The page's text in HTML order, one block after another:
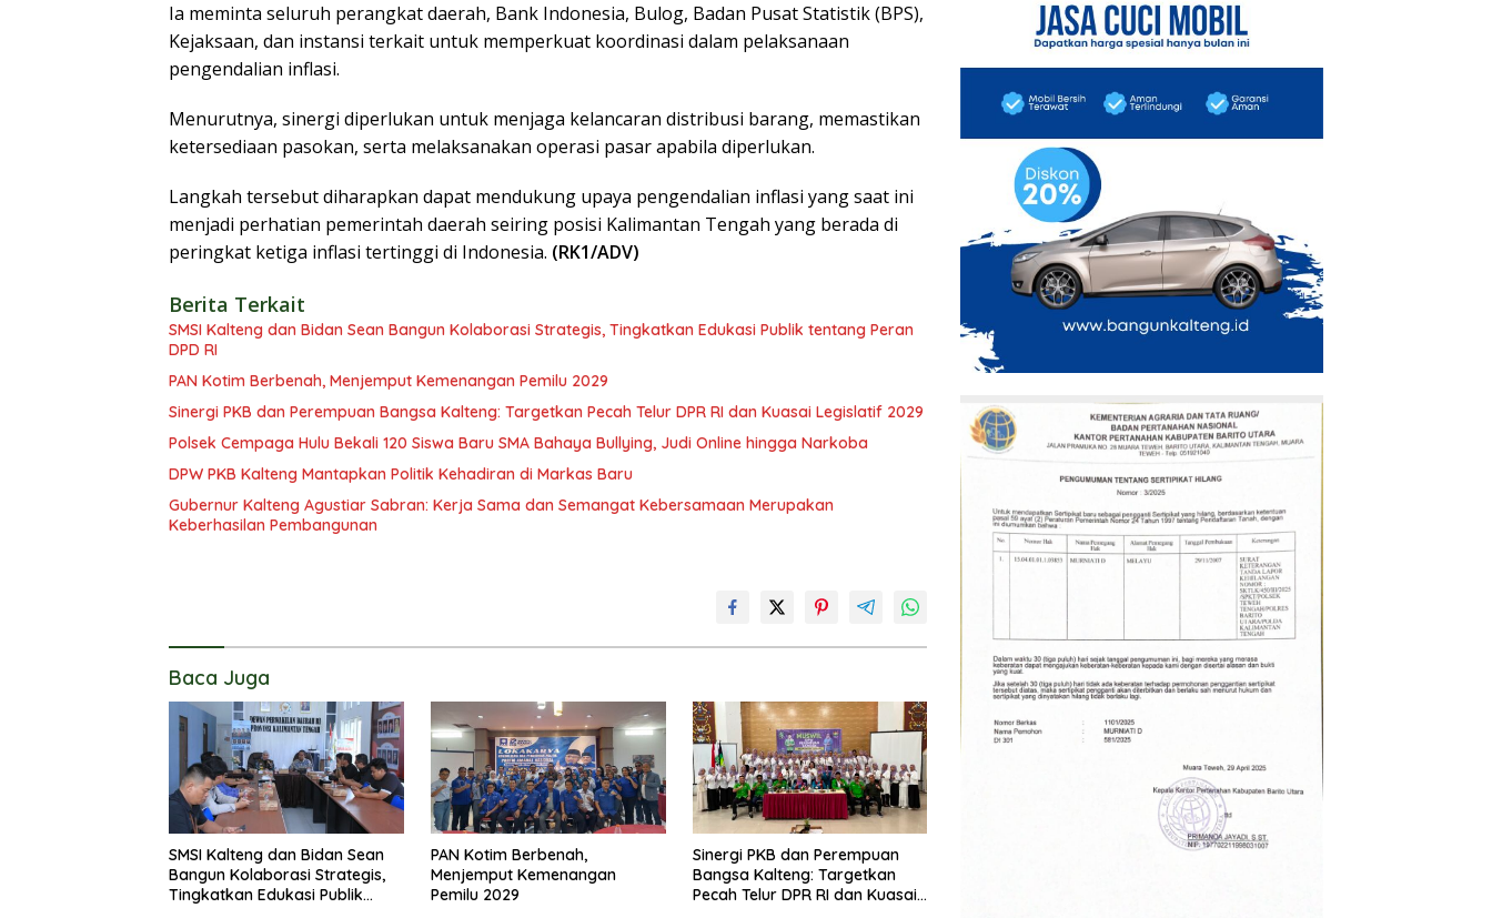
Ia meminta seluruh perangkat daerah, Bank Indonesia, Bulog, Badan Pusat Statistik (BPS),
Kejaksaan, dan instansi terkait untuk memperkuat koordinasi dalam pelaksanaan
pengendalian inflasi.
Menurutnya, sinergi diperlukan untuk menjaga kelancaran distribusi barang, memastikan
ketersediaan pasokan, serta melaksanakan operasi pasar apabila diperlukan.
Langkah tersebut diharapkan dapat mendukung upaya pengendalian inflasi yang saat ini
menjadi perhatian pemerintah daerah seiring posisi Kalimantan Tengah yang berada di
peringkat ketiga inflasi tertinggi di Indonesia. (RK1/ADV)
Berita Terkait
SMSI Kalteng dan Bidan Sean Bangun Kolaborasi Strategis, Tingkatkan Edukasi Publik tentang Peran
DPD RI
PAN Kotim Berbenah, Menjemput Kemenangan Pemilu 2029
Sinergi PKB dan Perempuan Bangsa Kalteng: Targetkan Pecah Telur DPR RI dan Kuasai Legislatif 2029
Polsek Cempaga Hulu Bekali 120 Siswa Baru SMA Bahaya Bullying, Judi Online hingga Narkoba
DPW PKB Kalteng Mantapkan Politik Kehadiran di Markas Baru
Gubernur Kalteng Agustiar Sabran: Kerja Sama dan Semangat Kebersamaan Merupakan
Keberhasilan Pembangunan
Baca Juga
SMSI Kalteng dan Bidan Sean
Bangun Kolaborasi Strategis,
Tingkatkan Edukasi Publik
PAN Kotim Berbenah,
Menjemput Kemenangan
Pemilu 2029
Sinergi PKB dan Perempuan
Bangsa Kalteng: Targetkan
Pecah Telur DPR RI dan Kuasai